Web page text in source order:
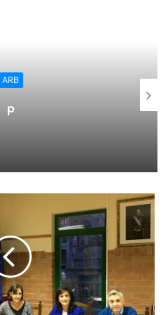
un producto atractivo para
obstáculos como el mal
contó con la ventaja de
rutas que comunicaban
vascos. Este fue uno de
de los más disputados. El
que competir con el de La
ARB
p